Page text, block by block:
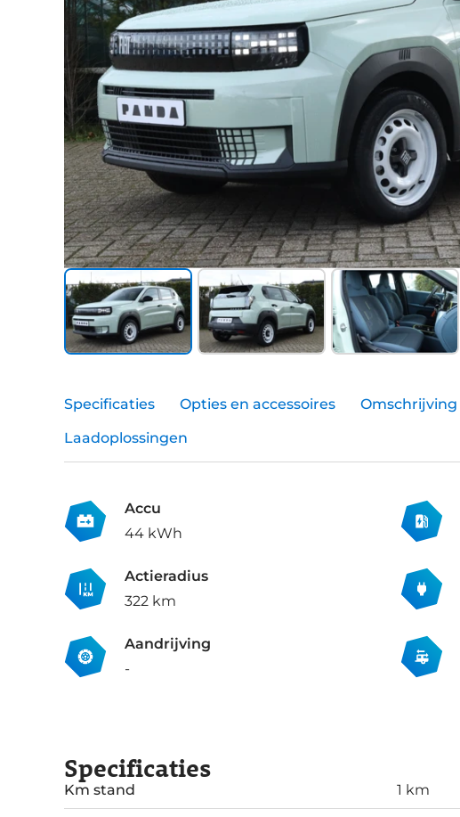
Specificaties Opties en accessoires Omschrijving
Laadoplossingen
Accu
44 kWh
Actieradius
322 km
Aandrijving
-
Specificaties
Km stand 1 km